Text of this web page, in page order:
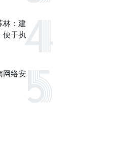
林：建
便于执
网络安